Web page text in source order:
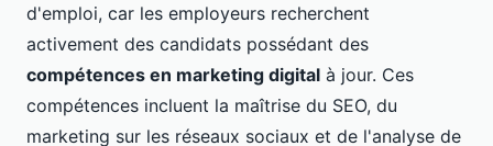
d'emploi, car les employeurs recherchent
activement des candidats possédant des
compétences en marketing digital à jour. Ces
compétences incluent la maîtrise du SEO, du
marketing sur les réseaux sociaux et de l'analyse de